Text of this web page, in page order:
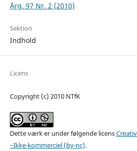
Årg. 97 Nr. 2 (2010)
Sektion
Indhold
Licens
Copyright (c) 2010 NTfK
Dette værk er under følgende licens
–Ikke-kommerciel (by-nc).